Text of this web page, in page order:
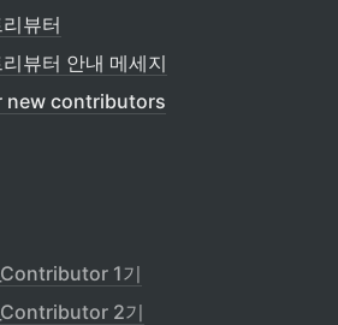
뷰터
뷰터 안내 메세지
new contributors
1기
2기